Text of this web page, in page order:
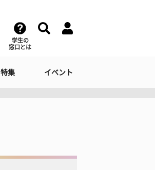
学生の
窓口とは
特集 イベント